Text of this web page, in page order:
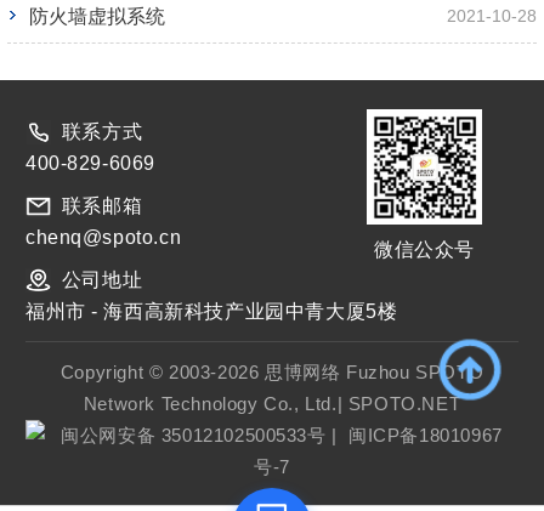
防火墙虚拟系统 2021-10-28
联系方式
400-829-6069
联系邮箱
chenq@spoto.cn
公司地址
微信公众号
福州市 - 海西高新科技产业园中青大厦5楼
Copyright © 2003-2026 思博网络 Fuzhou SPOTO
Network Technology Co., Ltd.| SPOTO.NET
闽公网安备 35012102500533号 | 闽ICP备18010967
号-7